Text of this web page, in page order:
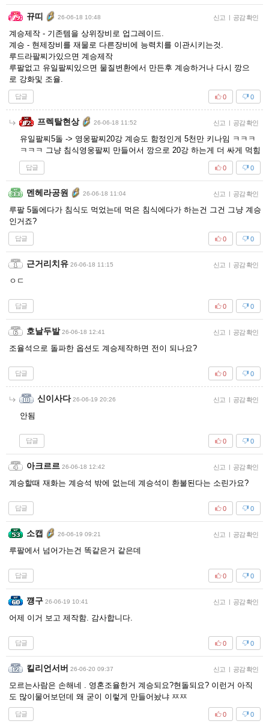
뀨띠 26-06-18 10:48 신고 | 공감 확인
계승제작 - 기존템을 상위장비로 업그레이드.
계승 - 현제장비를 재물로 다른장비에 능력치를 이관시키는것.
루드라팔찌가있으면 계승제작
루팔없고 유일팔찌있으면 물질변환에서 만든후 계승하거나 다시 깡으
로 강화및 조율.
답글 0
0
프렉탈현상 26-06-18 11:52 신고 | 공감 확인
유일팔찌5돌 -> 영웅팔찌20강 계승도 함정인게 5천만 키나임 ㅋㅋㅋ
ㅋㅋㅋ 그냥 침식영웅팔찌 만들어서 깡으로 20강 하는게 더 싸게 먹힘
답글 0
0
멘헤라공원 26-06-18 11:04 신고 | 공감 확인
루팔 5돌에다가 침식도 먹었는데 먹은 침식에다가 하는건 그건 그냥 계승
인거죠?
답글 0
0
근거리치유 26-06-18 11:15 신고 | 공감 확인
ㅇㄷ
답글 0
0
호날두발 26-06-18 12:41 신고 | 공감 확인
조율석으로 돌파한 옵션도 계승제작하면 전이 되나요?
답글 0
0
신이사다 26-06-19 20:26 신고 | 공감 확인
안됨
답글 0
0
아크르르 26-06-18 12:42 신고 | 공감 확인
계승할때 재화는 계승석 밖에 없는데 계승석이 환불된다는 소린가요?
답글 0
0
소캡 26-06-19 09:21 신고 | 공감 확인
루팔에서 넘어가는건 똑같은거 같은데
답글 0
0
꺵구 26-06-19 10:41 신고 | 공감 확인
어제 이거 보고 제작함. 감사합니다.
답글 0
0
킬리언서버 26-06-20 09:37 신고 | 공감 확인
모르는사람은 손해네 . 영혼조율한거 계승되요?현돌되요? 이런거 아직
도 많이물어보던데 왜 굳이 이렇게 만들어놨냐 ㅉㅉ
답글 0
0